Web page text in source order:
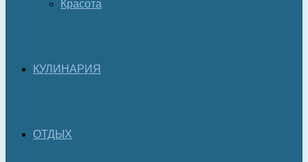
Красота
КУЛИНАРИЯ
ОТДЫХ